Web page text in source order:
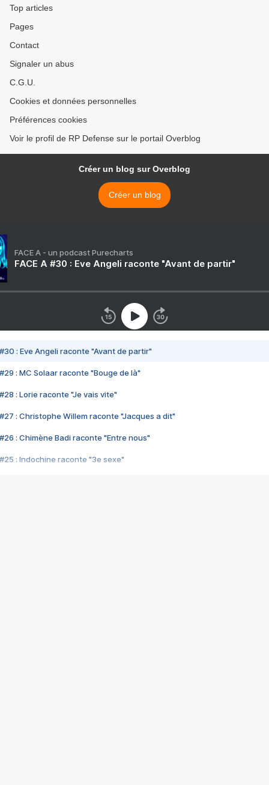
Top articles
Pages
Contact
Signaler un abus
C.G.U.
Cookies et données personnelles
Préférences cookies
Voir le profil de RP Defense sur le portail Overblog
Créer un blog sur Overblog
Créer un blog
FACE A - un podcast Purecharts
FACE A #30 : Eve Angeli raconte "Avant de partir"
#30 : Eve Angeli raconte "Avant de partir"
#29 : MC Solaar raconte "Bouge de là"
#28 : Lorie raconte "Je vais vite"
#27 : Christophe Willem raconte "Jacques a dit"
#26 : Chimène Badi raconte "Entre nous"
#25 : Indochine raconte "3e sexe"